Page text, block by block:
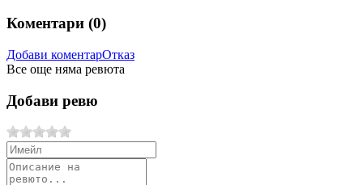
Коментари (0)
Добави коментарОтказ
Все още няма ревюта
Добави ревю